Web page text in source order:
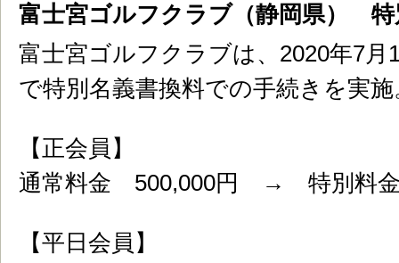
富士宮ゴルフクラブ（静岡県） 特
富士宮ゴルフクラブは、2020年7月
で特別名義書換料での手続きを実施
【正会員】
通常料金 500,000円 → 特別料
【平日会員】